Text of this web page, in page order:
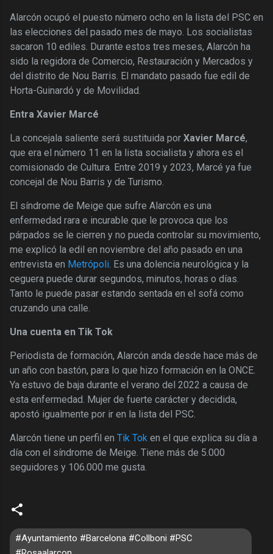
Alarcón ocupó el puesto número ocho en la lista del PSC en
las elecciones del pasado mes de mayo. Los socialistas
sacaron 10 ediles. Durante estos tres meses, Alarcón ha
sido la regidora de Comercio, Restauración y Mercados y
del distrito de Nou Barris. El mandato pasado fue edil de
Horta-Guinardó y de Movilidad.
Entra Xavier Marcé
La concejala saliente será sustituida por Xavier Marcé,
que era el número 11 en la lista socialista y ahora es el
comisionado de Cultura. Entre 2019 y 2023, Marcé ya fue
concejal de Nou Barris y de Turismo.
El síndrome de Meige que sufre Alarcón es una
enfermedad rara e incurable que le provoca que los
párpados se le cierren y no pueda controlar su movimiento,
me explicó la edil en noviembre del año pasado en una
entrevista en Metrópoli . Es una dolencia neurológica y la
ceguera puede durar segundos, minutos, horas o días.
Tanto le puede pasar estando sentada en el sofá como
cruzando una calle.
Una cuenta en Tik Tok
Periodista de formación, Alarcón anda desde hace más de
un año con bastón, para lo que hizo formación en la ONCE.
Ya estuvo de baja durante el verano del 2022 a causa de
esta enfermedad. Mujer de fuerte carácter y decidida,
apostó igualmente por ir en la lista del PSC.
Alarcón tiene un perfil en Tik Tok en el que explica su día a
día con el síndrome de Meige. Tiene más de 5.000
seguidores y 106.000 me gusta.
#Ayuntamiento #Barcelona #Collboni #PSC